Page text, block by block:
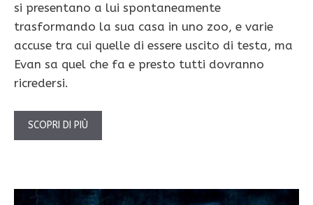
si presentano a lui spontaneamente
trasformando la sua casa in uno zoo, e varie
accuse tra cui quelle di essere uscito di testa, ma
Evan sa quel che fa e presto tutti dovranno
ricredersi.
SCOPRI DI PIÙ